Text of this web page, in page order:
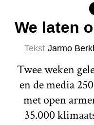
We laten
Tekst Jarmo
Twee weken
en de media
met open
35.000